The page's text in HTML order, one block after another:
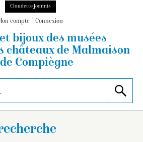
Claudette Joannis
compte Connexion
bijoux des musées
châteaux de Malmaison
Compiègne